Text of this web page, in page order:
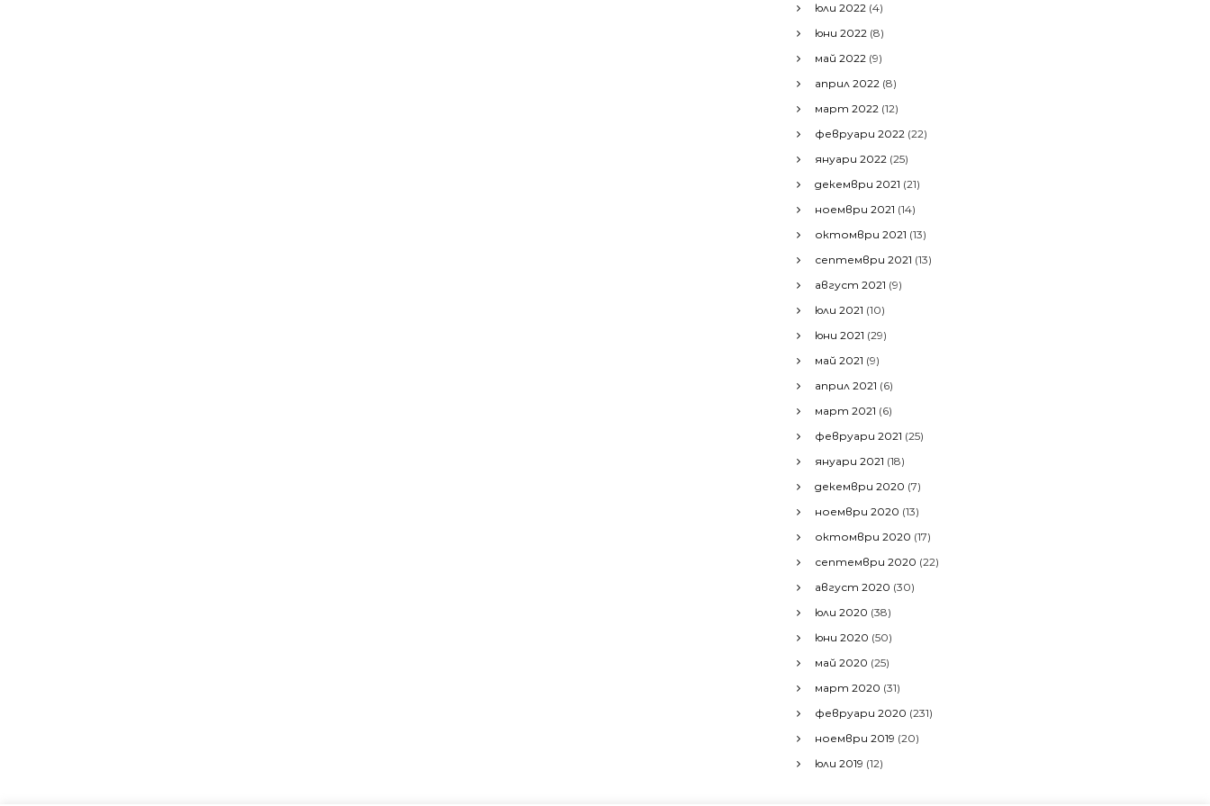
юли 2022 (4)
юни 2022 (8)
май 2022 (9)
април 2022 (8)
март 2022 (12)
февруари 2022 (22)
януари 2022 (25)
декември 2021 (21)
ноември 2021 (14)
октомври 2021 (13)
септември 2021 (13)
август 2021 (9)
юли 2021 (10)
юни 2021 (29)
май 2021 (9)
април 2021 (6)
март 2021 (6)
февруари 2021 (25)
януари 2021 (18)
декември 2020 (7)
ноември 2020 (13)
октомври 2020 (17)
септември 2020 (22)
август 2020 (30)
юли 2020 (38)
юни 2020 (50)
май 2020 (25)
март 2020 (31)
февруари 2020 (231)
ноември 2019 (20)
юли 2019 (12)